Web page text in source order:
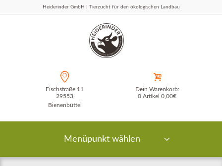
Heiderinder GmbH | Tierzucht für den ökologischen Landbau
Dein Warenkorb:
0 Artikel 0,00€
Fischstraße 11
29553
Bienenbüttel
Menüpunkt wählen